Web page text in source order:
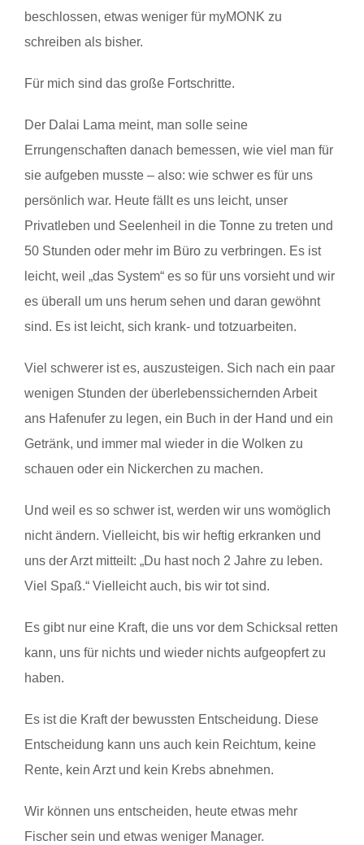
beschlossen, etwas weniger für myMONK zu
schreiben als bisher.
Für mich sind das große Fortschritte.
Der Dalai Lama meint, man solle seine
Errungenschaften danach bemessen, wie viel man für
sie aufgeben musste – also: wie schwer es für uns
persönlich war. Heute fällt es uns leicht, unser
Privatleben und Seelenheil in die Tonne zu treten und
50 Stunden oder mehr im Büro zu verbringen. Es ist
leicht, weil „das System“ es so für uns vorsieht und wir
es überall um uns herum sehen und daran gewöhnt
sind. Es ist leicht, sich krank- und totzuarbeiten.
Viel schwerer ist es, auszusteigen. Sich nach ein paar
wenigen Stunden der überlebenssichernden Arbeit
ans Hafenufer zu legen, ein Buch in der Hand und ein
Getränk, und immer mal wieder in die Wolken zu
schauen oder ein Nickerchen zu machen.
Und weil es so schwer ist, werden wir uns womöglich
nicht ändern. Vielleicht, bis wir heftig erkranken und
uns der Arzt mitteilt: „Du hast noch 2 Jahre zu leben.
Viel Spaß.“ Vielleicht auch, bis wir tot sind.
Es gibt nur eine Kraft, die uns vor dem Schicksal retten
kann, uns für nichts und wieder nichts aufgeopfert zu
haben.
Es ist die Kraft der bewussten Entscheidung. Diese
Entscheidung kann uns auch kein Reichtum, keine
Rente, kein Arzt und kein Krebs abnehmen.
Wir können uns entscheiden, heute etwas mehr
Fischer sein und etwas weniger Manager.